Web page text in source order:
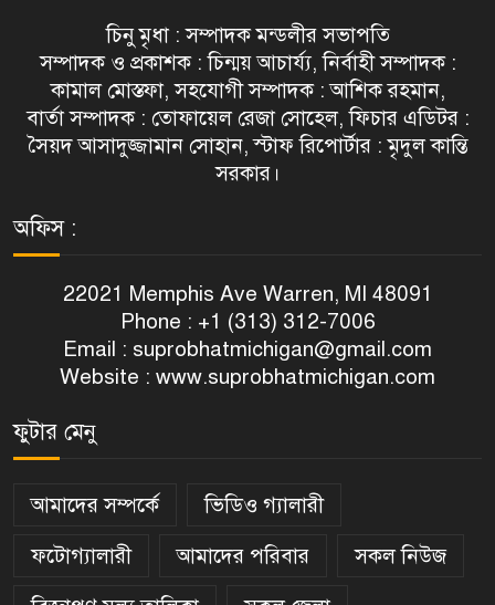
চিনু মৃধা : সম্পাদক মন্ডলীর সভাপতি
সম্পাদক ও প্রকাশক : চিন্ময় আচার্য্য, নির্বাহী সম্পাদক :
কামাল মোস্তফা, সহযোগী সম্পাদক : আশিক রহমান,
বার্তা সম্পাদক : তোফায়েল রেজা সোহেল, ফিচার এডিটর :
সৈয়দ আসাদুজ্জামান সোহান, স্টাফ রিপোর্টার : মৃদুল কান্তি
সরকার।
অফিস :
22021 Memphis Ave Warren, MI 48091
Phone : +1 (313) 312-7006
Email : suprobhatmichigan@gmail.com
Website : www.suprobhatmichigan.com
ফুটার মেনু
আমাদের সম্পর্কে
ভিডিও গ্যালারী
ফটোগ্যালারী
আমাদের পরিবার
সকল নিউজ